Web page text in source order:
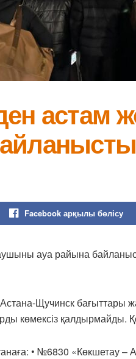
астам
Facebook арқылы бөлісу
ауа райына
Щучинск бағыттары
көмексіз
• №6830 «Көкшетау